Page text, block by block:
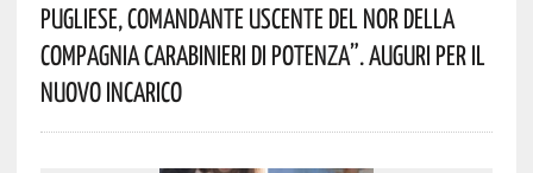
Pugliese, Comandante Uscente Del NOR Della
Compagnia Carabinieri Di Potenza”. Auguri Per Il
Nuovo Incarico